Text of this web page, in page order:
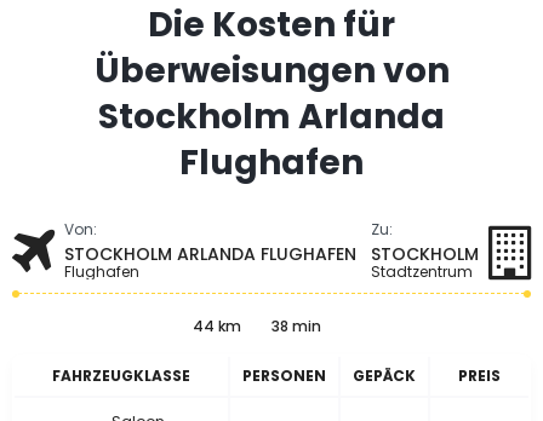
Die Kosten für
Überweisungen von
Stockholm Arlanda
Flughafen
Von:
STOCKHOLM ARLANDA FLUGHAFEN
Flughafen
Zu:
STOCKHOLM
Stadtzentrum
44 km 38 min
FAHRZEUGKLASSE PERSONEN GEPÄCK PREIS